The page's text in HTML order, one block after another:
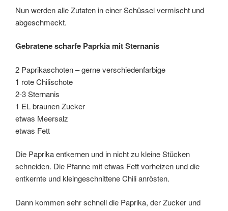
Nun werden alle Zutaten in einer Schüssel vermischt und
abgeschmeckt.
Gebratene scharfe Paprkia mit Sternanis
2 Paprikaschoten – gerne verschiedenfarbige
1 rote Chilischote
2-3 Sternanis
1 EL braunen Zucker
etwas Meersalz
etwas Fett
Die Paprika entkernen und in nicht zu kleine Stücken
schneiden. Die Pfanne mit etwas Fett vorheizen und die
entkernte und kleingeschnittene Chili anrösten.
Dann kommen sehr schnell die Paprika, der Zucker und